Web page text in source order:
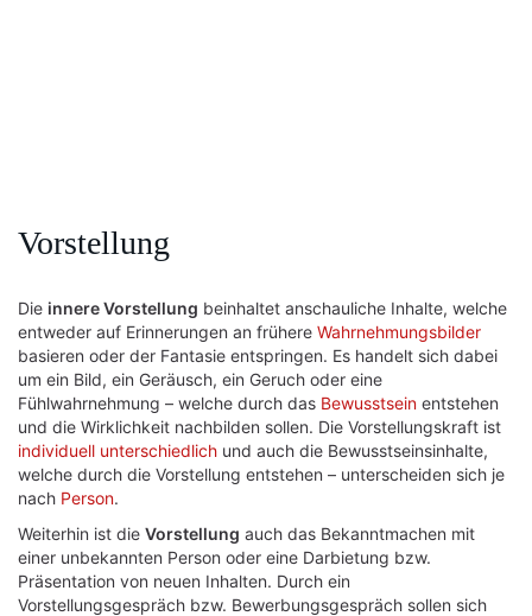
Vorstellung
Die innere Vorstellung beinhaltet anschauliche Inhalte, welche
entweder auf Erinnerungen an frühere Wahrnehmungsbilder
basieren oder der Fantasie entspringen. Es handelt sich dabei
um ein Bild, ein Geräusch, ein Geruch oder eine
Fühlwahrnehmung – welche durch das Bewusstsein entstehen
und die Wirklichkeit nachbilden sollen. Die Vorstellungskraft ist
individuell unterschiedlich und auch die Bewusstseinsinhalte,
welche durch die Vorstellung entstehen – unterscheiden sich je
nach Person.
Weiterhin ist die Vorstellung auch das Bekanntmachen mit
einer unbekannten Person oder eine Darbietung bzw.
Präsentation von neuen Inhalten. Durch ein
Vorstellungsgespräch bzw. Bewerbungsgespräch sollen sich